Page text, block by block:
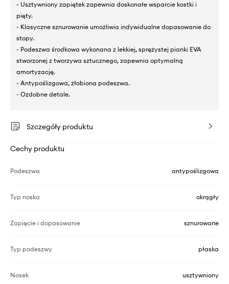
- Usztywniony zapiętek zapewnia doskonałe wsparcie kostki i
pięty.
- Klasyczne sznurowanie umożliwia indywidualne dopasowanie do
stopy.
- Podeszwa środkowa wykonana z lekkiej, sprężystej pianki EVA
stworzonej z tworzywa sztucznego, zapewnia optymalną
amortyzację.
- Antypoślizgowa, żłobiona podeszwa.
- Ozdobne detale.
Szczegóły produktu
Cechy produktu
Podeszwa antypoślizgowa
Typ noska okrągły
Zapięcie i dopasowanie sznurowane
Typ podeszwy płaska
Nosek usztywniony